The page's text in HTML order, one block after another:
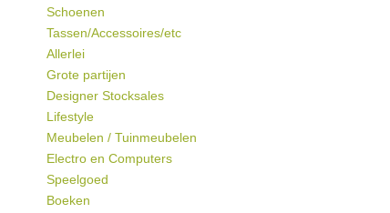
Schoenen
Tassen/Accessoires/etc
Allerlei
Grote partijen
Designer Stocksales
Lifestyle
Meubelen / Tuinmeubelen
Electro en Computers
Speelgoed
Boeken